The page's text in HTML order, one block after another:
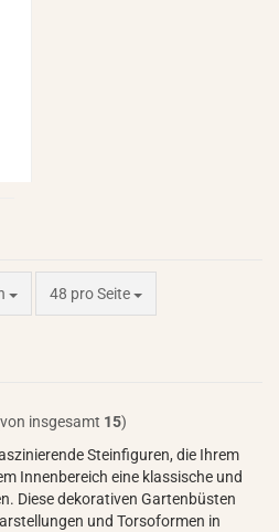
48 pro Seite
pro Seite
insgesamt 15)
Steinfiguren, die Ihrem
Innenbereich eine klassische und
Diese dekorativen Gartenbüsten
und Torsoformen in